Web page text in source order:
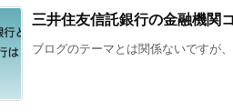
三井住友信託銀行の金融機関
ブログのテーマとは関係ないですが